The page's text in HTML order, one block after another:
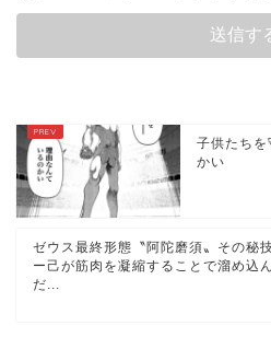
子供たち
かい
ゼウス最終形態〝阿陀磨須〟その秘
ー己が筋肉を凝縮することで溜め込ん
だ...